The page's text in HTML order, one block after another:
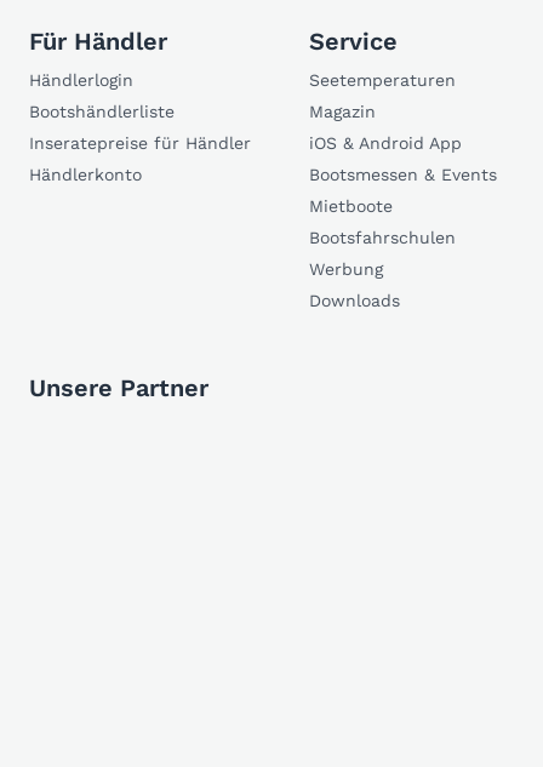
Für Händler
Händlerlogin
Bootshändlerliste
Inseratepreise für Händler
Händlerkonto
Service
Seetemperaturen
Magazin
iOS & Android App
Bootsmessen & Events
Mietboote
Bootsfahrschulen
Werbung
Downloads
Unsere Partner